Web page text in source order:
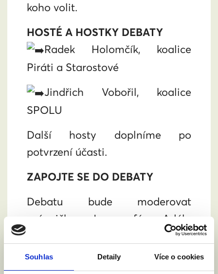
Souhlas Detaily Více o cookies
koho volit.
HOSTÉ A HOSTKY DEBATY
Radek Holomčík, koalice
Piráti a Starostové
Jindřich Vobořil, koalice
SPOLU
Další hosty doplníme po
potvrzení účasti.
ZAPOJTE SE DO DEBATY
Debatu bude moderovat
právnička Jsme fér Adéla
Horáková, ale zapojit se do ní
můžete i vy. Debatovat můžete
na místě. Tak se nezapomeňte